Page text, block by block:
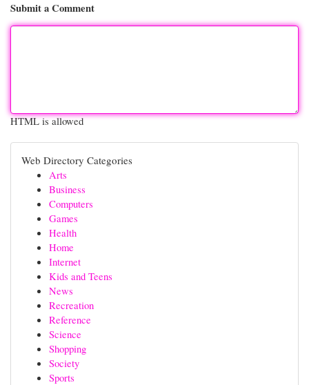
Submit a Comment
HTML is allowed
Web Directory Categories
Arts
Business
Computers
Games
Health
Home
Internet
Kids and Teens
News
Recreation
Reference
Science
Shopping
Society
Sports